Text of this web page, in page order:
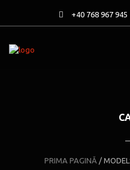
+40 768 967 945
PRIMA PAGINĂ /